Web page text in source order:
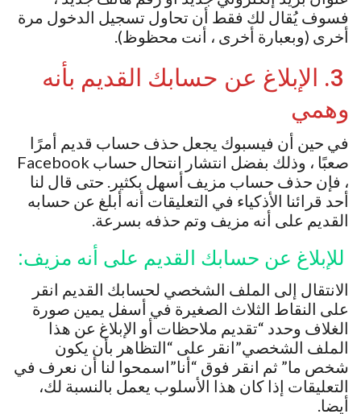
فسوف يُقال لك فقط أن تحاول تسجيل الدخول مرة
أخرى (وبعبارة أخرى ، أنت محظوظ).
3. الإبلاغ عن حسابك القديم بأنه
وهمي
في حين أن فيسبوك يجعل حذف حساب قديم أمرًا
صعبًا ، وذلك بفضل انتشار انتحال حساب Facebook
، فإن حذف حساب مزيف أسهل بكثير. حتى قال لنا
أحد قرائنا الأذكياء في التعليقات أنه أبلغ عن حسابه
القديم على أنه مزيف وتم حذفه بسرعة.
للإبلاغ عن حسابك القديم على أنه مزيف:
الانتقال إلى الملف الشخصي لحسابك القديم انقر
على النقاط الثلاث الصغيرة في أسفل يمين صورة
الغلاف وحدد “تقديم ملاحظات أو الإبلاغ عن هذا
الملف الشخصي”انقر على “التظاهر بأن يكون
شخص ما” ثم انقر فوق “أنا”اسمحوا لنا أن نعرف في
التعليقات إذا كان هذا الأسلوب يعمل بالنسبة لك،
أيضا.